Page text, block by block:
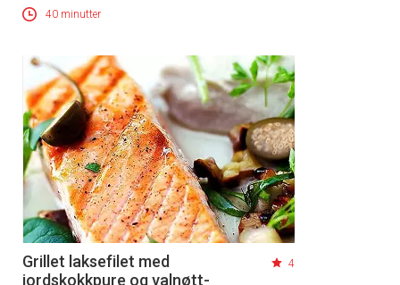
40 minutter
Grillet laksefilet med
jordskokkpure og valnøtt-
4